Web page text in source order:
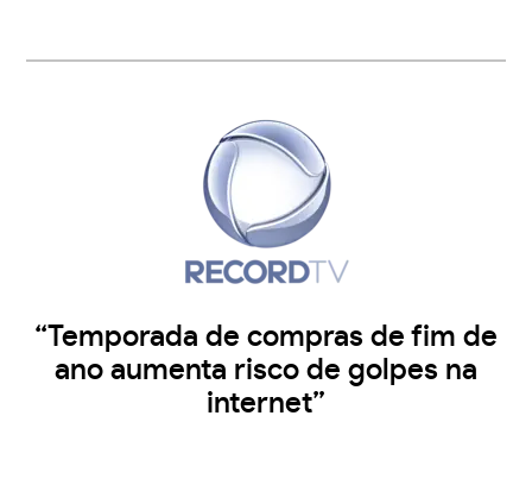
“Temporada de compras de fim de
ano aumenta risco de golpes na
internet”